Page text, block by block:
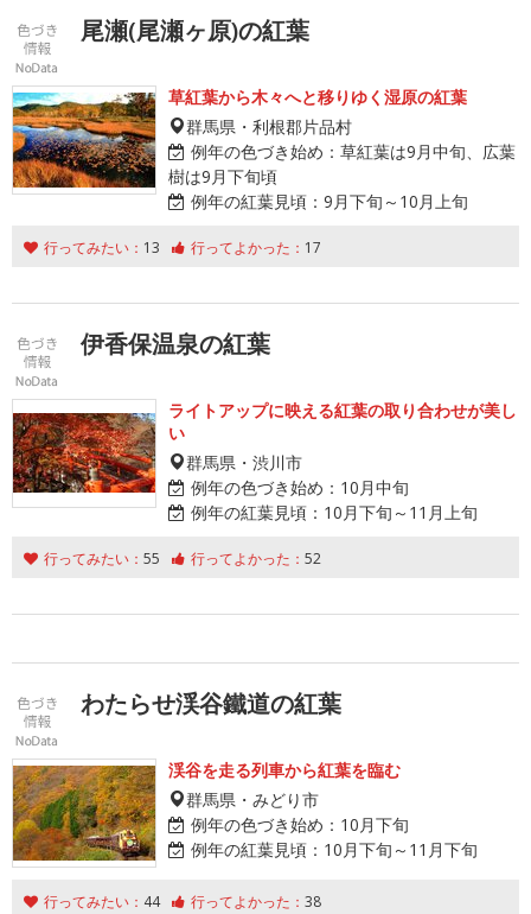
尾瀬(尾瀬ヶ原)の紅葉
草紅葉から木々へと移りゆく湿原の紅葉
群馬県・利根郡片品村
例年の色づき始め： 草紅葉は9月中旬、広葉
樹は9月下旬頃
例年の紅葉見頃： 9月下旬～10月上旬
行ってみたい： 13 行ってよかった： 17
伊香保温泉の紅葉
ライトアップに映える紅葉の取り合わせが美し
い
群馬県・渋川市
例年の色づき始め： 10月中旬
例年の紅葉見頃： 10月下旬～11月上旬
行ってみたい： 55 行ってよかった： 52
わたらせ渓谷鐵道の紅葉
渓谷を走る列車から紅葉を臨む
群馬県・みどり市
例年の色づき始め： 10月下旬
例年の紅葉見頃： 10月下旬～11月下旬
行ってみたい： 44 行ってよかった： 38